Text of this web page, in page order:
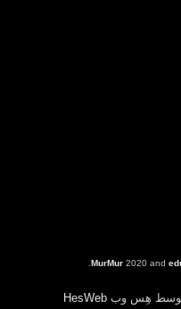
MurMur 2020 and
توسط هِس وبHesWeb